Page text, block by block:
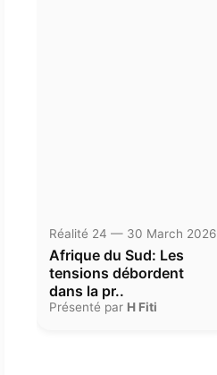
Réalité 24 — 30 March 2026
Afrique du Sud: Les
tensions débordent
dans la pr..
Présenté par H Fiti